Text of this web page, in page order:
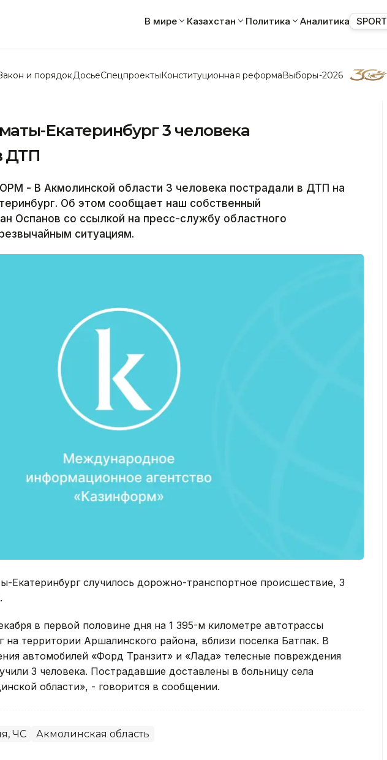
В мире Казахстан Политика Аналитика SPORT
и порядок ДосьеСпецпроектыКонституционная реформаВыборы-2026
Екатеринбург 3 человека
ДТП
- В Акмолинской области 3 человека пострадали в ДТП на
Об этом сообщает наш собственный
Оспанов со ссылкой на пресс-службу областного
ситуациям.
Екатеринбург случилось дорожно-транспортное происшествие, 3
в первой половине дня на 1 395-м километре автотрассы
на территории Аршалинского района, вблизи поселка Батпак. В
автомобилей «Форд Транзит» и «Лада» телесные повреждения
3 человека. Пострадавшие доставлены в больницу села
области», - говорится в сообщении.
ЧС Акмолинская область